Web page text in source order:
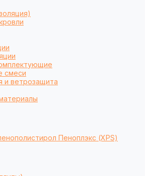
смеси
и ветрозащита
Пеноплэкс (XPS)